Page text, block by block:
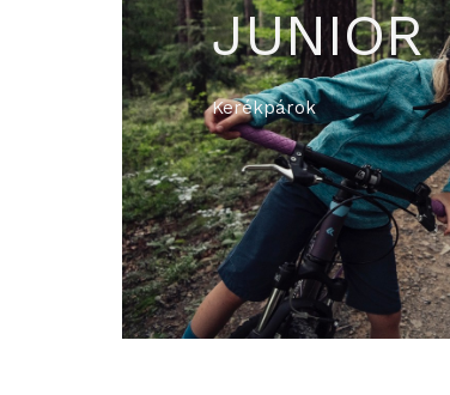
JUNIOR
Kerékpárok